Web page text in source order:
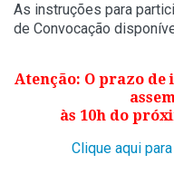
As instruções para
de Convocação
Atenção: O prazo
às 10h do
Clique aqui